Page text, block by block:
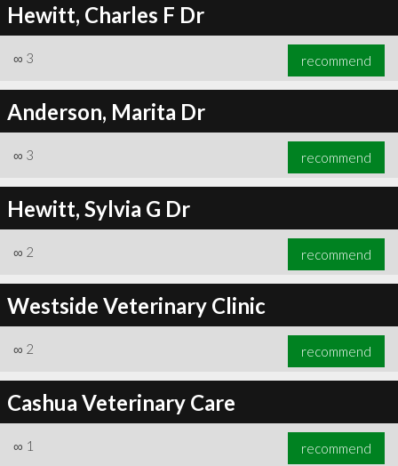
Hewitt, Charles F Dr
∞ 3 recommend
Anderson, Marita Dr
∞ 3 recommend
Hewitt, Sylvia G Dr
∞ 2 recommend
Westside Veterinary Clinic
∞ 2 recommend
Cashua Veterinary Care
∞ 1 recommend